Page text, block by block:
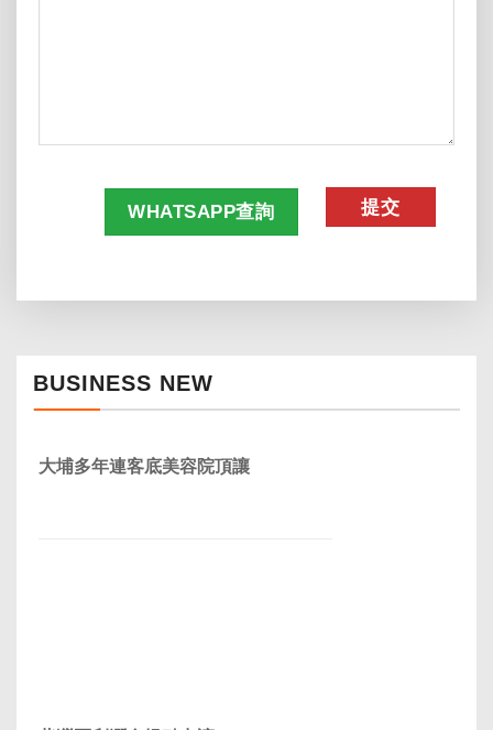
WHATSAPP查詢
BUSINESS NEW
大埔多年連客底美容院頂讓